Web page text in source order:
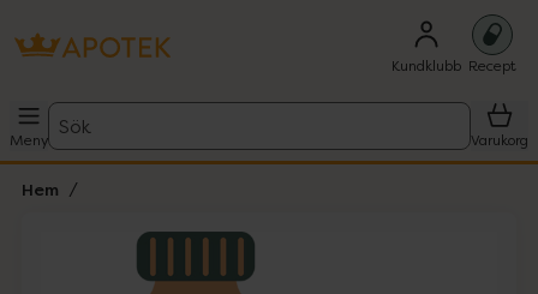
Kundklubb Recept
Meny
Sök
Varukorg
Hem
Lista: . Innehåller 1 objekt.